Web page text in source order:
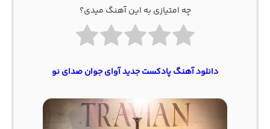
چه امتیازی به این آهنگ میدی؟
دانلود آهنگ پادکست جدید آوای جوان صدای نو